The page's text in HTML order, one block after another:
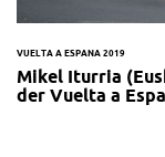
VUELTA A ESPANA 2019
Mikel Iturria
der Vuelta a